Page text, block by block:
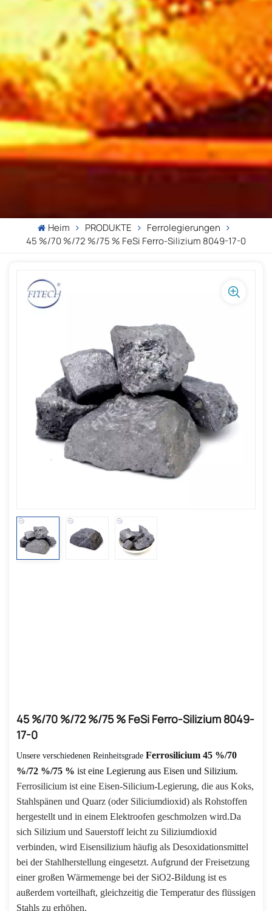
Heim PRODUKTE
Ferrolegierungen
45 %/70 %/72 %/75 % FeSi Ferro-Silizium 8049-17-0
45 %/70 %/72 %/75 % FeSi Ferro-Silizium 8049-
17-0
Unsere verschiedenen Reinheitsgrade Ferrosilicium 45 %/70
%/72 %/75 % ist eine Legierung aus Eisen und Silizium.
Ferrosilicium ist eine Eisen-Silicium-Legierung, die aus Koks,
Stahlspänen und Quarz (oder Siliciumdioxid) als Rohstoffen
hergestellt und in einem Elektroofen geschmolzen wird.Da
sich Silizium und Sauerstoff leicht zu Siliziumdioxid
verbinden, wird Eisensilizium häufig als Desoxidationsmittel
bei der Stahlherstellung eingesetzt. Aufgrund der Freisetzung
einer großen Wärmemenge bei der SiO2-Bildung ist es
außerdem vorteilhaft, gleichzeitig die Temperatur des flüssigen
Stahls zu erhöhen.